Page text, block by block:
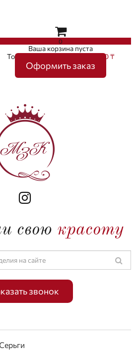
0
Ваша корзина пуста
Товаров в корзине
на сумму0 ₸
Оформить заказ
свою красоту
звонок